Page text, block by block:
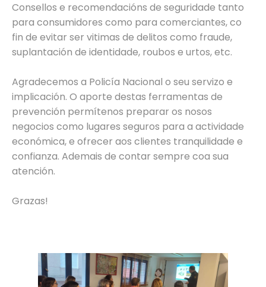
Consellos e recomendacións de seguridade tanto
para consumidores como para comerciantes, co
fin de evitar ser vitimas de delitos como fraude,
suplantación de identidade, roubos e urtos, etc.
Agradecemos a Policía Nacional o seu servizo e
implicación. O aporte destas ferramentas de
prevención permítenos preparar os nosos
negocios como lugares seguros para a actividade
económica, e ofrecer aos clientes tranquilidade e
confianza. Ademais de contar sempre coa sua
atención.
Grazas!